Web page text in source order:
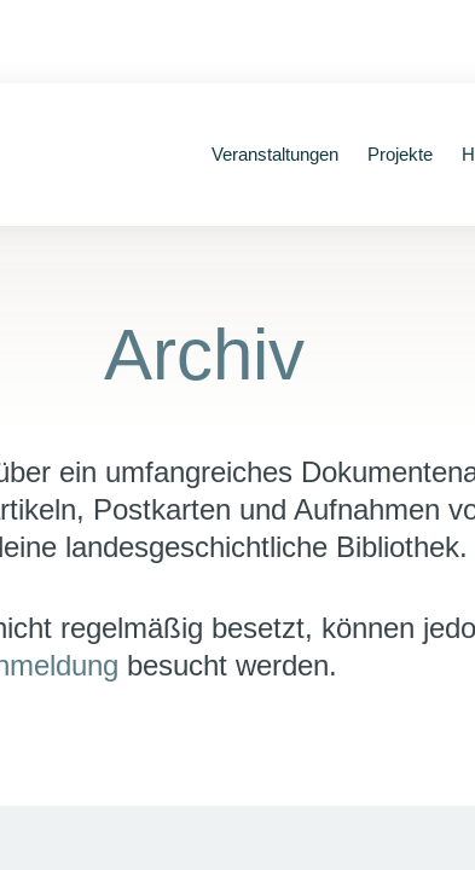
Veranstaltungen Projekte
Archiv
ein umfangreiches
Postkarten und Aufnahmen
landesgeschichtliche Bibliothek.
regelmäßig besetzt, können
besucht werden.